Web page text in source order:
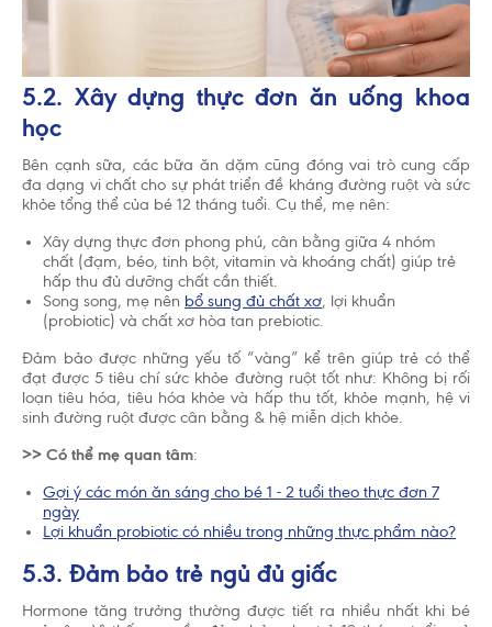
5.2. Xây dựng thực đơn ăn uống khoa
học
Bên cạnh sữa, các bữa ăn dặm cũng đóng vai trò cung cấp
đa dạng vi chất cho sự phát triển đề kháng đường ruột và sức
khỏe tổng thể của bé 12 tháng tuổi. Cụ thể, mẹ nên:
Xây dựng thực đơn phong phú, cân bằng giữa 4 nhóm
chất (đạm, béo, tinh bột, vitamin và khoáng chất) giúp trẻ
hấp thu đủ dưỡng chất cần thiết.
Song song, mẹ nên bổ sung đủ chất xơ, lợi khuẩn
(probiotic) và chất xơ hòa tan prebiotic.
Đảm bảo được những yếu tố “vàng” kể trên giúp trẻ có thể
đạt được 5 tiêu chí sức khỏe đường ruột tốt như: Không bị rối
loạn tiêu hóa, tiêu hóa khỏe và hấp thu tốt, khỏe mạnh, hệ vi
sinh đường ruột được cân bằng & hệ miễn dịch khỏe.
>> Có thể mẹ quan tâm:
Gợi ý các món ăn sáng cho bé 1 - 2 tuổi theo thực đơn 7
ngày
Lợi khuẩn probiotic có nhiều trong những thực phẩm nào?
5.3. Đảm bảo trẻ ngủ đủ giấc
Hormone tăng trưởng thường được tiết ra nhiều nhất khi bé